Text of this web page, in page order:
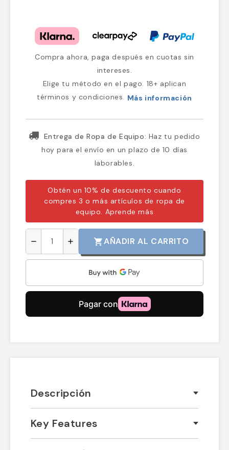
Compra ahora, paga después en cuotas sin
intereses.
Elige tu método en el pago. 18+ aplican
términos y condiciones. Más información
Entrega de Ropa de Equipo: Haz tu pedido
hoy para el envío en un plazo de 10 días
laborables.
Obtén un 10% de descuento cuando
compres 3 o más artículos de ropa de
equipo. Aprende más
remove add shopping_cartAÑADIR AL CARRITO
Descripción
Key Features